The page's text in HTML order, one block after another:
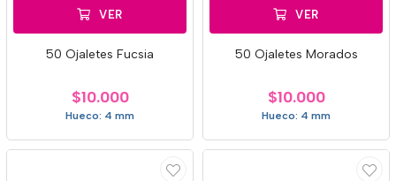
VER
50 Ojaletes Fucsia
$10.000
Hueco: 4 mm
VER
50 Ojaletes Morados
$10.000
Hueco: 4 mm